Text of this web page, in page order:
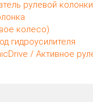
рулевой колонки
колесо)
гидроусилителя
/ Активное